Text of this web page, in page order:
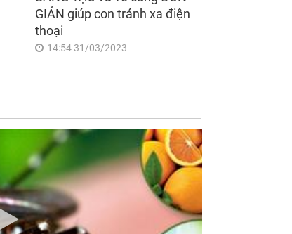
GIẢN giúp con tránh xa điện
thoại
14:54 31/03/2023